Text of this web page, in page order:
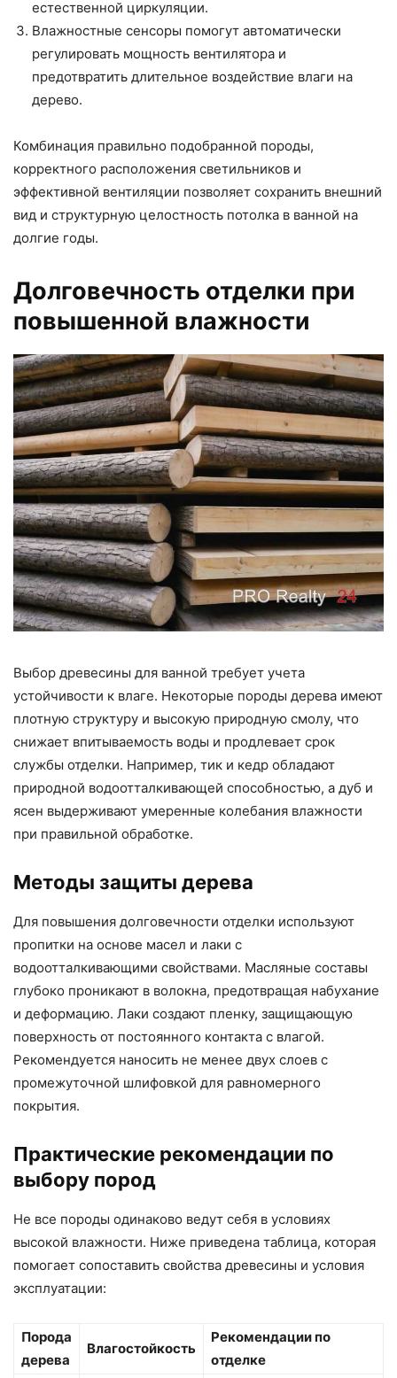
естественной циркуляции.
Влажностные сенсоры помогут автоматически
регулировать мощность вентилятора и
предотвратить длительное воздействие влаги на
дерево.
Комбинация правильно подобранной породы,
корректного расположения светильников и
эффективной вентиляции позволяет сохранить внешний
вид и структурную целостность потолка в ванной на
долгие годы.
Долговечность отделки при
повышенной влажности
Выбор древесины для ванной требует учета
устойчивости к влаге. Некоторые породы дерева имеют
плотную структуру и высокую природную смолу, что
снижает впитываемость воды и продлевает срок
службы отделки. Например, тик и кедр обладают
природной водоотталкивающей способностью, а дуб и
ясен выдерживают умеренные колебания влажности
при правильной обработке.
Методы защиты дерева
Для повышения долговечности отделки используют
пропитки на основе масел и лаки с
водоотталкивающими свойствами. Масляные составы
глубоко проникают в волокна, предотвращая набухание
и деформацию. Лаки создают пленку, защищающую
поверхность от постоянного контакта с влагой.
Рекомендуется наносить не менее двух слоев с
промежуточной шлифовкой для равномерного
покрытия.
Практические рекомендации по
выбору пород
Не все породы одинаково ведут себя в условиях
высокой влажности. Ниже приведена таблица, которая
помогает сопоставить свойства древесины и условия
эксплуатации:
Порода
дерева
Влагостойкость
Рекомендации по
отделке